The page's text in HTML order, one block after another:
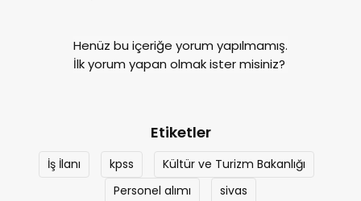
Henüz bu içeriğe yorum yapılmamış.
İlk yorum yapan olmak ister misiniz?
Etiketler
İş İlanı kpss
Kültür ve Turizm Bakanlığı
Personel alımı
sivas